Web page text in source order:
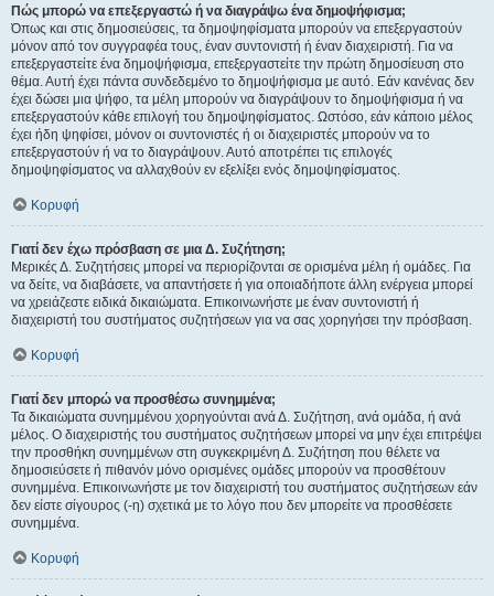
Πώς μπορώ να επεξεργαστώ ή να διαγράψω ένα δημοψήφισμα;
Όπως και στις δημοσιεύσεις, τα δημοψηφίσματα μπορούν να επεξεργαστούν
μόνον από τον συγγραφέα τους, έναν συντονιστή ή έναν διαχειριστή. Για να
επεξεργαστείτε ένα δημοψήφισμα, επεξεργαστείτε την πρώτη δημοσίευση στο
θέμα. Αυτή έχει πάντα συνδεδεμένο το δημοψήφισμα με αυτό. Εάν κανένας δεν
έχει δώσει μια ψήφο, τα μέλη μπορούν να διαγράψουν το δημοψήφισμα ή να
επεξεργαστούν κάθε επιλογή του δημοψηφίσματος. Ωστόσο, εάν κάποιο μέλος
έχει ήδη ψηφίσει, μόνον οι συντονιστές ή οι διαχειριστές μπορούν να το
επεξεργαστούν ή να το διαγράψουν. Αυτό αποτρέπει τις επιλογές
δημοψηφίσματος να αλλαχθούν εν εξελίξει ενός δημοψηφίσματος.
Κορυφή
Γιατί δεν έχω πρόσβαση σε μια Δ. Συζήτηση;
Μερικές Δ. Συζητήσεις μπορεί να περιορίζονται σε ορισμένα μέλη ή ομάδες. Για
να δείτε, να διαβάσετε, να απαντήσετε ή για οποιαδήποτε άλλη ενέργεια μπορεί
να χρειάζεστε ειδικά δικαιώματα. Επικοινωνήστε με έναν συντονιστή ή
διαχειριστή του συστήματος συζητήσεων για να σας χορηγήσει την πρόσβαση.
Κορυφή
Γιατί δεν μπορώ να προσθέσω συνημμένα;
Τα δικαιώματα συνημμένου χορηγούνται ανά Δ. Συζήτηση, ανά ομάδα, ή ανά
μέλος. Ο διαχειριστής του συστήματος συζητήσεων μπορεί να μην έχει επιτρέψει
την προσθήκη συνημμένων στη συγκεκριμένη Δ. Συζήτηση που θέλετε να
δημοσιεύσετε ή πιθανόν μόνο ορισμένες ομάδες μπορούν να προσθέτουν
συνημμένα. Επικοινωνήστε με τον διαχειριστή του συστήματος συζητήσεων εάν
δεν είστε σίγουρος (-η) σχετικά με το λόγο που δεν μπορείτε να προσθέσετε
συνημμένα.
Κορυφή